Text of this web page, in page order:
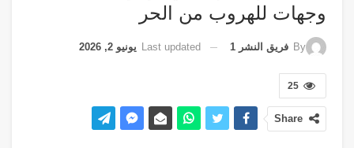
وجهات للهروب من الحر
By فريق النشر 1 Last updated يونيو 2, 2026
25
Share